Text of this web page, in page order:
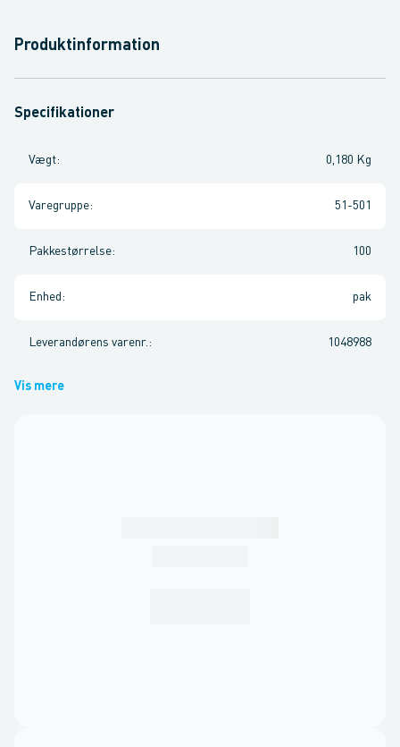
Produktinformation
Specifikationer
Vægt: 0,180 Kg
Varegruppe: 51-501
Pakkestørrelse: 100
Enhed : pak
Leverandørens varenr. : 1048988
Vis mere